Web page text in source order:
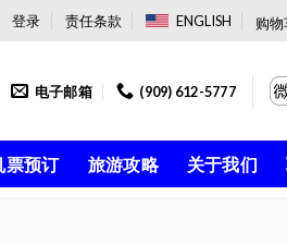
登录 责任条款 ENGLISH 购
电子邮箱 (909) 612-5777
票预订 旅游攻略 关于我们